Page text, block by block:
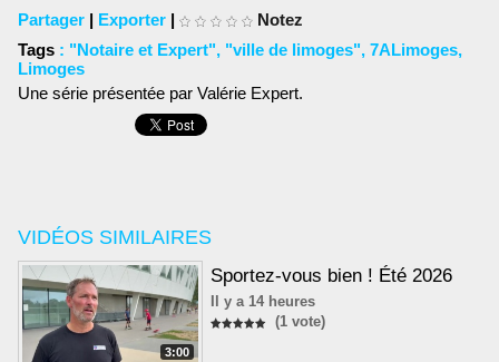
VIDÉOS SIMILAIRES
3:00
Sportez-vous bien ! Été 2026
Il y a 14 heures
(1 vote)
Partager | Exporter |
Notez
Tags : "Notaire et Expert", "ville de limoges", 7ALimoges,
Limoges
Une série présentée par Valérie Expert.